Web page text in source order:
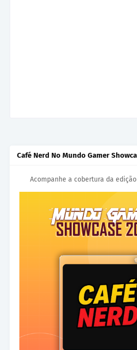
Café Nerd No Mundo Gamer
Acompanhe a cobertura da